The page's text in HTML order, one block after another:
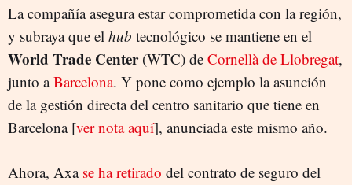
La compañía asegura estar comprometida con la región,
y subraya que el hub tecnológico se mantiene en el
World Trade Center(WTC) de Cornellà de Llobregat,
junto aBarcelona. Y pone como ejemplo la asunción
de la gestión directa del centro sanitario que tiene en
Barcelona [ver nota aquí], anunciada este mismo año.
Ahora, Axa se ha retirado del contrato de seguro del